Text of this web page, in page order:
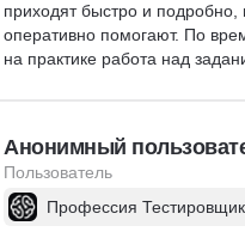
приходят быстро и подробно,
оперативно помогают. По
на практике работа над
Анонимный
Пользователь
Профессия Тестировщик